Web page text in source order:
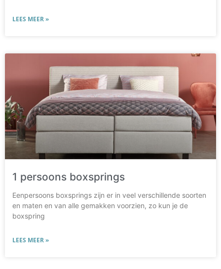
LEES MEER »
1 persoons boxsprings
Eenpersoons boxsprings zijn er in veel verschillende soorten
en maten en van alle gemakken voorzien, zo kun je de
boxspring
LEES MEER »